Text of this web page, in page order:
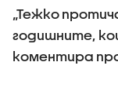
„Тежко
годишните,
коментира